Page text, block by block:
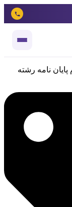
پایان نامه رشته